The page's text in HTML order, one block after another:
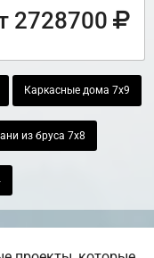
2728700
Каркасные дома 7х9
из бруса 7х8